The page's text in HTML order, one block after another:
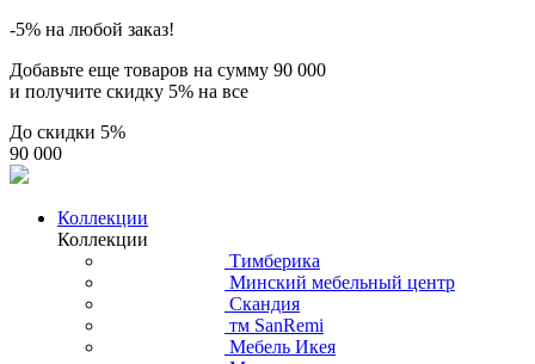
-5% на любой заказ!
Добавьте еще товаров на сумму 90 000
и получите скидку 5% на все
До скидки 5%
90 000
Коллекции
Коллекции
Тимберика
Минский мебельный центр
Скандия
тм SanRemi
Мебель Икея